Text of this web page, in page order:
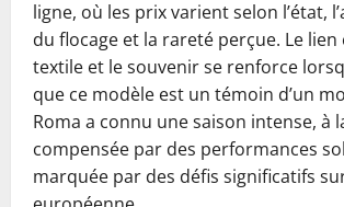
ligne, où les prix varient selon l’état,
du flocage et la rareté perçue. Le
textile et le souvenir se renforce
que ce modèle est un témoin d’un
Roma a connu une saison intense, à
compensée par des performances
marquée par des défis significatifs